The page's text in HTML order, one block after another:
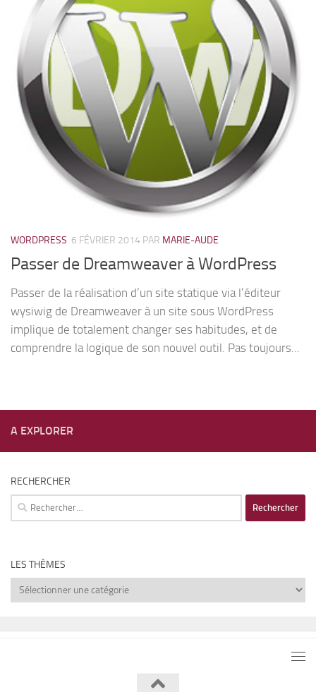
WORDPRESS 6 FÉVRIER 2014 PAR MARIE-AUDE
Passer de Dreamweaver à WordPress
Passer de la réalisation d’un site statique via l’éditeur
wysiwig de Dreamweaver à un site sous WordPress
implique de totalement changer ses habitudes, et de
comprendre la logique de son nouvel outil. Pas toujours...
A EXPLORER
RECHERCHER
Rechercher :
LES THÈMES
Les
thèmes